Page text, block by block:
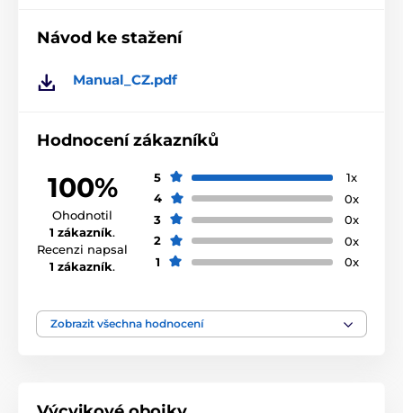
výslovného upozornění. Obrázky mají pouze
ilustrativní charakter.
Produkt je zařazen v kategoriích
Příslušenství výcvikové obojky
Přijímače pro obojky Canicom
Num´Axes
Návod ke stažení
Manual_CZ.pdf
Hodnocení zákazníků
100%
Ohodnotil
1 zákazník.
Recenzi napsal
1 zákazník.
5
1x
4
0x
3
0x
2
0x
1
0x
Zobrazit všechna hodnocení